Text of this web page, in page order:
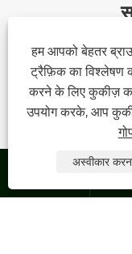
हम आपको बेहतर
ट्रैफ़िक का विश्लेषण
करने के लिए कुकीज़
उपयोग करके, आप
अस्वीकार